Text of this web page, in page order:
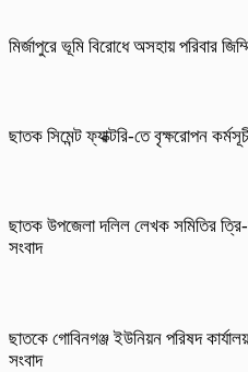
মির্জাপুরে ভূমি বিরোধে অসহায় পরিবার
ছাতক সিমেন্ট ফ্যাক্টরি-তে বৃক্ষরোপন
ছাতক উপজেলা দলিল লেখক সমিতির ত্রি-
সংবাদ
ছাতকে গোবিনগঞ্জ ইউনিয়ন পরিষদ
সংবাদ